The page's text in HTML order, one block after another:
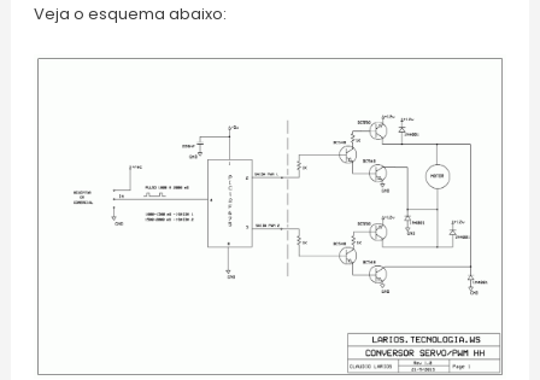
Veja o esquema abaixo: